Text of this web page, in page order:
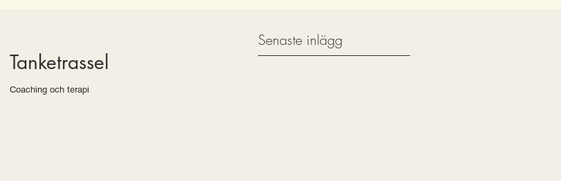
Tanketrassel
Coaching och terapi
Senaste inlägg